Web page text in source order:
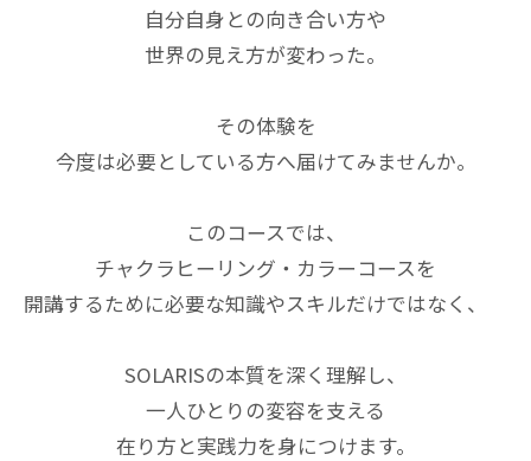
自分自身との向き合い方や
世界の見え方が変わった。
その体験を
今度は必要としている方へ届けてみませんか。
このコースでは、
チャクラヒーリング・カラーコースを
開講するために必要な知識やスキルだけではなく、
SOLARISの本質を深く理解し、
一人ひとりの変容を支える
在り方と実践力を身につけます。